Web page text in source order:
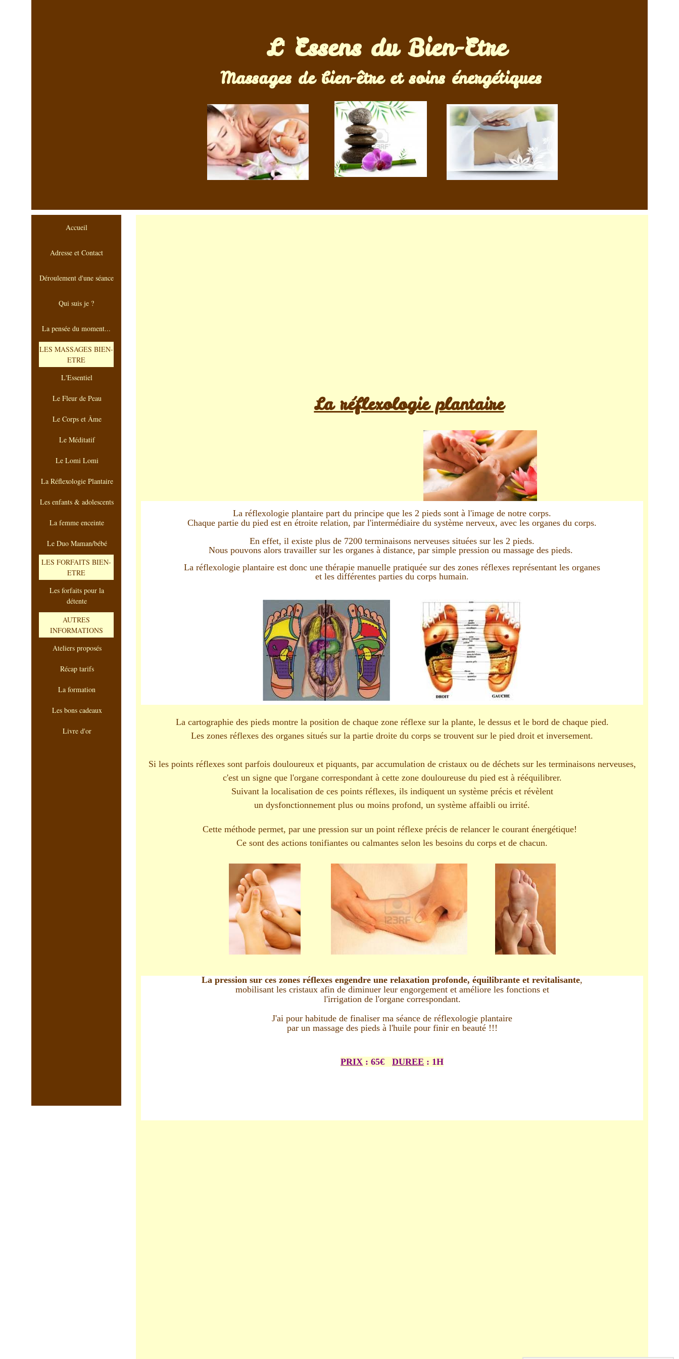
L' Essens du Bien-Etre
Massages de bien-être et soins énergétiques
Accueil
Adresse et Contact
Déroulement d'une séance
Qui suis je ?
La pensée du moment...
LES MASSAGES BIEN-
ETRE
L'Essentiel
Le Fleur de Peau
Le Corps et Âme
Le Méditatif
Le Lomi Lomi
La Réflexologie Plantaire
Les enfants & adolescents
La femme enceinte
Le Duo Maman/bébé
LES FORFAITS BIEN-
ETRE
Les forfaits pour la
détente
AUTRES
INFORMATIONS
Ateliers proposés
Récap tarifs
La formation
Les bons cadeaux
Livre d'or
La réflexologie plantaire
La réflexologie plantaire part du principe que les 2 pieds sont à l'image de notre corps.
Chaque partie du pied est en étroite relation, par l'intermédiaire du système nerveux, avec les organes du corps.
En effet, il existe plus de 7200 terminaisons nerveuses situées sur les 2 pieds.
Nous pouvons alors travailler sur les organes à distance, par simple pression ou massage des pieds.
La réflexologie plantaire est donc une thérapie manuelle pratiquée sur des zones réflexes représentant les organes
et les différentes parties du corps humain.
La cartographie des pieds montre la position de chaque zone réflexe sur la plante, le dessus et le bord de chaque pied.
Les zones réflexes des organes situés sur la partie droite du corps se trouvent sur le pied droit et inversement.
Si les points réflexes sont parfois douloureux et piquants, par accumulation de cristaux ou de déchets sur les terminaisons nerveuses,
c'est un signe que l'organe correspondant à cette zone douloureuse du pied est à rééquilibrer.
Suivant la localisation de ces points réflexes, ils indiquent un système précis et révèlent
un dysfonctionnement plus ou moins profond, un système affaibli ou irrité.
Cette méthode permet, par une pression sur un point réflexe précis de relancer le courant énergétique!
Ce sont des actions tonifiantes ou calmantes selon les besoins du corps et de chacun.
La pression sur ces zones réflexes engendre une relaxation profonde, équilibrante et revitalisante,
mobilisant les cristaux afin de diminuer leur engorgement et améliore les fonctions et
l'irrigation de l'organe correspondant.
J'ai pour habitude de finaliser ma séance de réflexologie plantaire
par un massage des pieds à l'huile pour finir en beauté !!!
PRIX : 65€DUREE : 1H